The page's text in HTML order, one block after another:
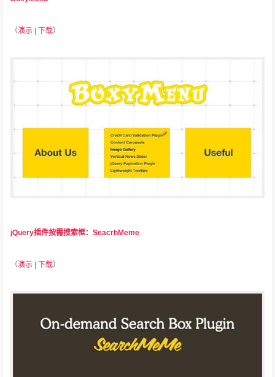
（演示 下载）
jQuery插件按需搜索框：SeacrhMeme
（演示 |下载）